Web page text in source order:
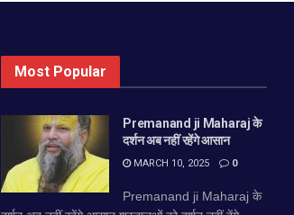
Most Popular
Premanand ji Maharaj के
दर्शन अब नहीं रहेंगे आसान
MARCH 10, 2025 0
Premanand ji Maharaj के